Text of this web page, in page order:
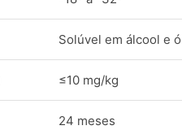
Solúvel em álcool e
≤10 mg/kg
24 meses